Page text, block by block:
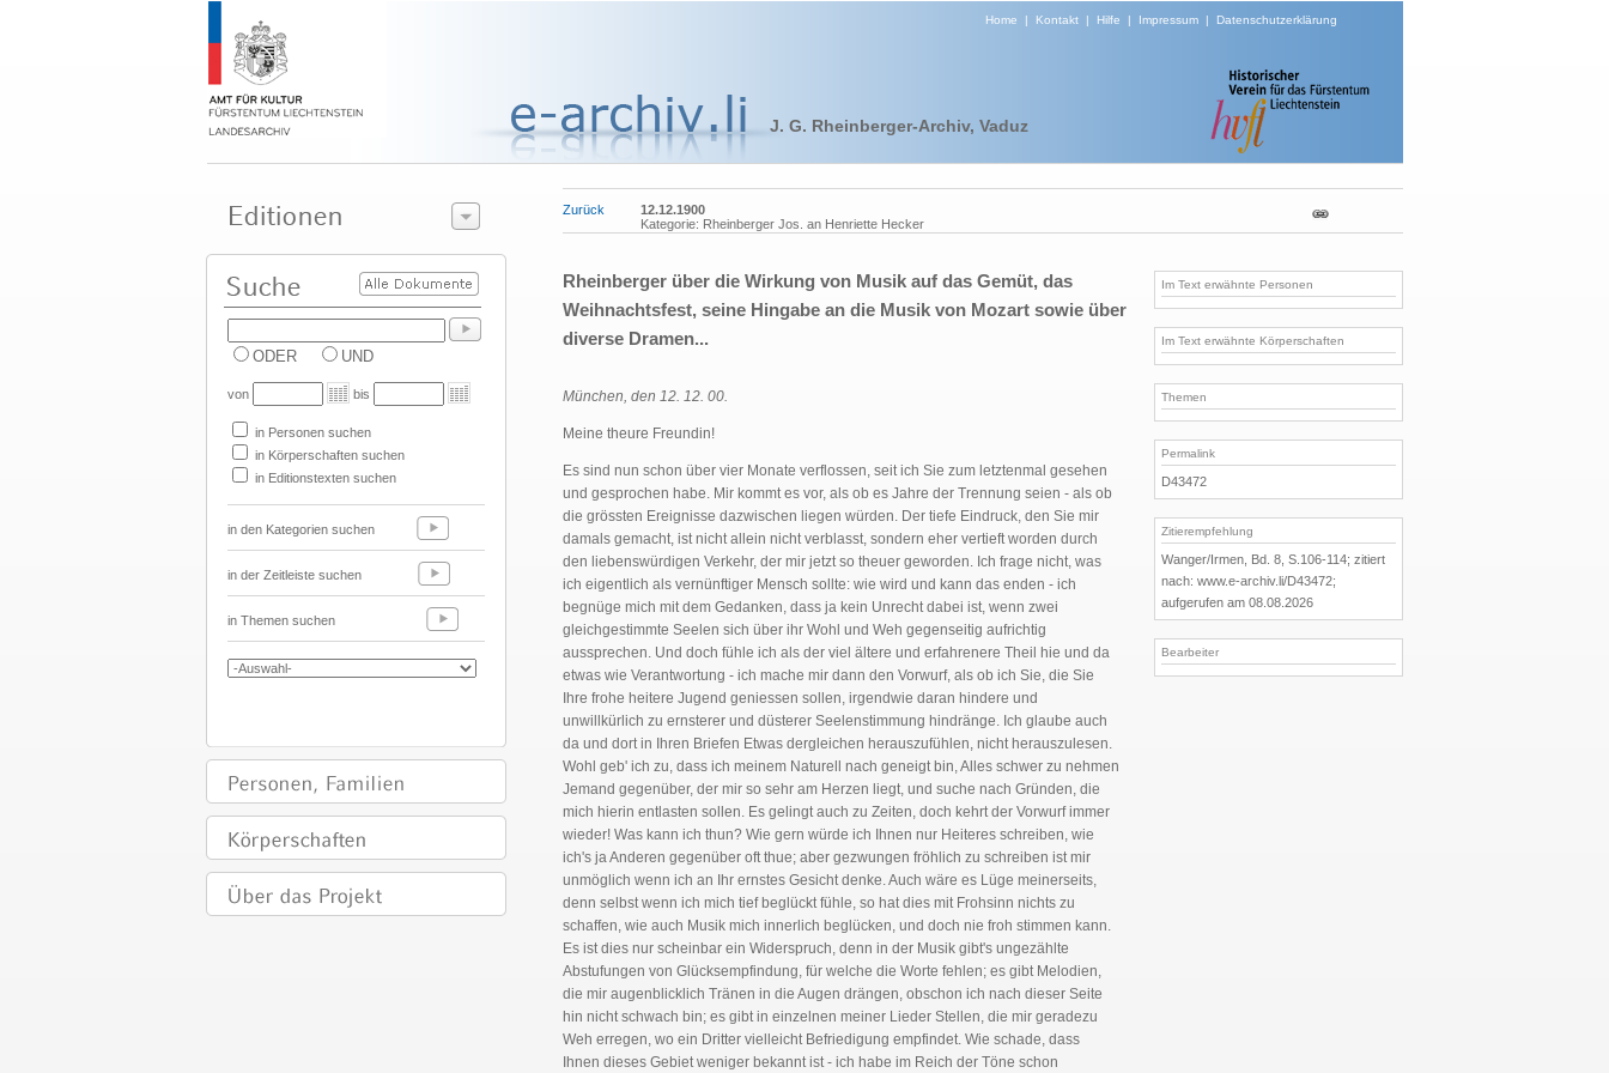
Home | Kontakt| Hilfe | Impressum| Datenschutzerklärung
J. G. Rheinberger-Archiv, Vaduz
ODER UND
von bis
in Personen suchen
in Körperschaften suchen
in Editionstexten suchen
in den Kategorien suchen
in der Zeitleiste suchen
in Themen suchen
Zurück
12.12.1900
Kategorie: Rheinberger Jos. an Henriette Hecker
Rheinberger über die Wirkung von Musik auf das Gemüt, das
Weihnachtsfest, seine Hingabe an die Musik von Mozart sowie über
diverse Dramen...
München, den 12. 12. 00.
Meine theure Freundin!
Es sind nun schon über vier Monate verflossen, seit ich Sie zum letztenmal gesehen
und gesprochen habe. Mir kommt es vor, als ob es Jahre der Trennung seien - als ob
die grössten Ereignisse dazwischen liegen würden. Der tiefe Eindruck, den Sie mir
damals gemacht, ist nicht allein nicht verblasst, sondern eher vertieft worden durch
den liebenswürdigen Verkehr, der mir jetzt so theuer geworden. Ich frage nicht, was
ich eigentlich als vernünftiger Mensch sollte: wie wird und kann das enden - ich
begnüge mich mit dem Gedanken, dass ja kein Unrecht dabei ist, wenn zwei
gleichgestimmte Seelen sich über ihr Wohl und Weh gegenseitig aufrichtig
aussprechen. Und doch fühle ich als der viel ältere und erfahrenere Theil hie und da
etwas wie Verantwortung - ich mache mir dann den Vorwurf, als ob ich Sie, die Sie
Ihre frohe heitere Jugend geniessen sollen, irgendwie daran hindere und
unwillkürlich zu ernsterer und düsterer Seelenstimmung hindränge. Ich glaube auch
da und dort in Ihren Briefen Etwas dergleichen herauszufühlen, nicht herauszulesen.
Wohl geb' ich zu, dass ich meinem Naturell nach geneigt bin, Alles schwer zu nehmen
Jemand gegenüber, der mir so sehr am Herzen liegt, und suche nach Gründen, die
mich hierin entlasten sollen. Es gelingt auch zu Zeiten, doch kehrt der Vorwurf immer
wieder! Was kann ich thun? Wie gern würde ich Ihnen nur Heiteres schreiben, wie
ich's ja Anderen gegenüber oft thue; aber gezwungen fröhlich zu schreiben ist mir
unmöglich wenn ich an Ihr ernstes Gesicht denke. Auch wäre es Lüge meinerseits,
denn selbst wenn ich mich tief beglückt fühle, so hat dies mit Frohsinn nichts zu
schaffen, wie auch Musik mich innerlich beglücken, und doch nie froh stimmen kann.
Es ist dies nur scheinbar ein Widerspruch, denn in der Musik gibt's ungezählte
Abstufungen von Glücksempfindung, für welche die Worte fehlen; es gibt Melodien,
die mir augenblicklich Tränen in die Augen drängen, obschon ich nach dieser Seite
hin nicht schwach bin; es gibt in einzelnen meiner Lieder Stellen, die mir geradezu
Weh erregen, wo ein Dritter vielleicht Befriedigung empfindet. Wie schade, dass
Ihnen dieses Gebiet weniger bekannt ist - ich habe im Reich der Töne schon
Im Text erwähnte Personen
Im Text erwähnte Körperschaften
Themen
Permalink
D43472
Zitierempfehlung
Wanger/Irmen, Bd. 8, S.106-114; zitiert
nach: www.e-archiv.li/D43472;
aufgerufen am 08.08.2026
Bearbeiter